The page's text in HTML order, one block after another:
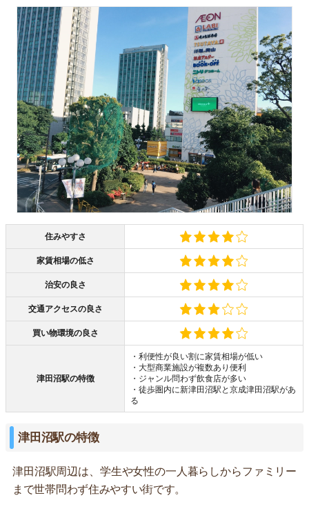
住みやすさ
家賃相場の低さ
治安の良さ
交通アクセスの良さ
買い物環境の良さ
津田沼駅の特徴
・利便性が良い割に家賃相場が低い
・大型商業施設が複数あり便利
・ジャンル問わず飲食店が多い
・徒歩圏内に新津田沼駅と京成津田沼駅があ
る
津田沼駅の特徴
津田沼駅周辺は、学生や女性の一人暮らしからファミリー
まで世帯問わず住みやすい街です。